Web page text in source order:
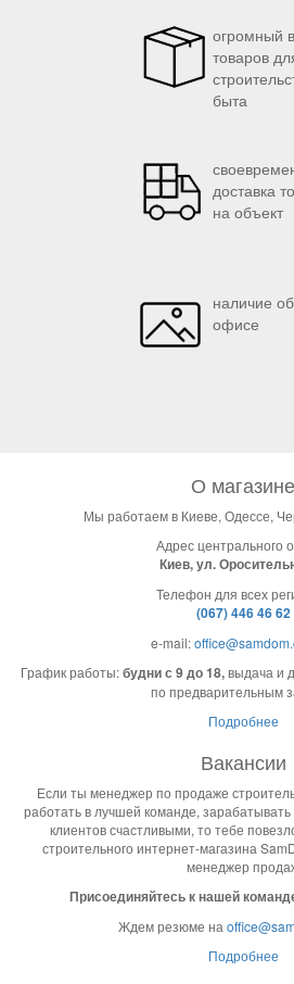
огромный
товаров
быта
доставка
на объект
наличие
офисе
О магазине
Мы работаем в Киеве, Одессе,
Адрес центрального
Киев, ул.
Телефон для всех
(067) 446 46 62
e-mail:
График работы:будни с 9 до 18,выдача и
по предварительным
Подробнее
Вакансии
Если ты менеджер по продаже
работать в лучшей команде,
клиентов счастливыми, то тебе
строительного интернет-магазина
менеджер
Присоединяйтесь к нашей
Ждем резюме на
Подробнее